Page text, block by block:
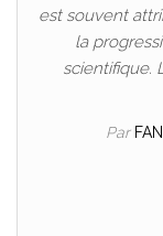
est souvent
la
scientifique.
Par